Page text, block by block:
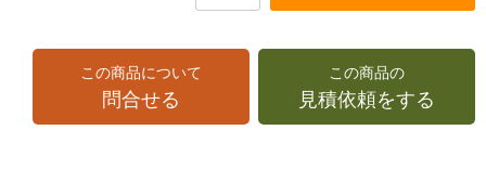
この商品について
問合せる
この商品の
見積依頼をする